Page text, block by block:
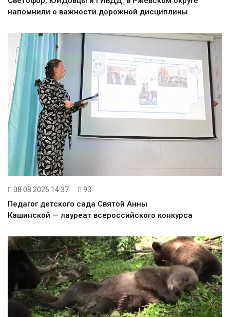
напомнили о важности дорожной дисциплины
08.08.2026 14:37 93
Педагог детского сада Святой Анны
Кашинской — лауреат всероссийского конкурса